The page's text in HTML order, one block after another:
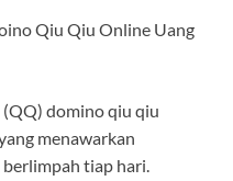
Qiu Qiu Online Uang
domino qiu qiu
menawarkan
tiap hari.